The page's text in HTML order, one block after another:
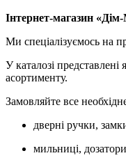
Інтернет-магазин
Ми спеціалізуємось на
У каталозі
асортименту.
Замовляйте все
дверні ручки,
мильниці,